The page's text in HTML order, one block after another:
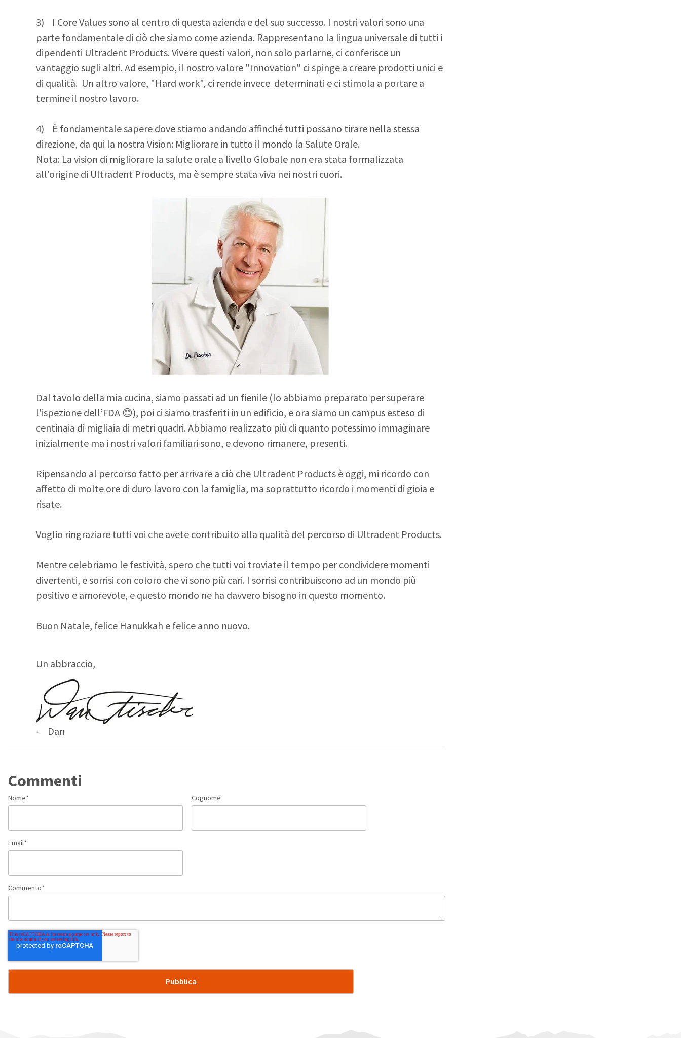
3) I Core Values sono al centro di questa azienda e del suo successo. I nostri valori sono una
parte fondamentale di ciò che siamo come azienda. Rappresentano la lingua universale di tutti i
dipendenti Ultradent Products. Vivere questi valori, non solo parlarne, ci conferisce un
vantaggio sugli altri. Ad esempio, il nostro valore "Innovation" ci spinge a creare prodotti unici e
di qualità. Un altro valore, "Hard work", ci rende invece determinati e ci stimola a portare a
termine il nostro lavoro.
4) È fondamentale sapere dove stiamo andando affinché tutti possano tirare nella stessa
direzione, da qui la nostra Vision: Migliorare in tutto il mondo la Salute Orale.
Nota: La vision di migliorare la salute orale a livello Globale non era stata formalizzata
all'origine di Ultradent Products, ma è sempre stata viva nei nostri cuori.
Dal tavolo della mia cucina, siamo passati ad un fienile (lo abbiamo preparato per superare
l'ispezione dell’FDA 😊), poi ci siamo trasferiti in un edificio, e ora siamo un campus esteso di
centinaia di migliaia di metri quadri. Abbiamo realizzato più di quanto potessimo immaginare
inizialmente ma i nostri valori familiari sono, e devono rimanere, presenti.
Ripensando al percorso fatto per arrivare a ciò che Ultradent Products è oggi, mi ricordo con
affetto di molte ore di duro lavoro con la famiglia, ma soprattutto ricordo i momenti di gioia e
risate.
Voglio ringraziare tutti voi che avete contribuito alla qualità del percorso di Ultradent Products.
Mentre celebriamo le festività, spero che tutti voi troviate il tempo per condividere momenti
divertenti, e sorrisi con coloro che vi sono più cari. I sorrisi contribuiscono ad un mondo più
positivo e amorevole, e questo mondo ne ha davvero bisogno in questo momento.
Buon Natale, felice Hanukkah e felice anno nuovo.
Un abbraccio,
- Dan
Commenti
Nome* Cognome
Email*
Commento*